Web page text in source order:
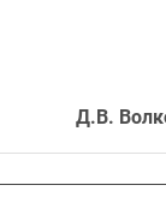
Д.В.